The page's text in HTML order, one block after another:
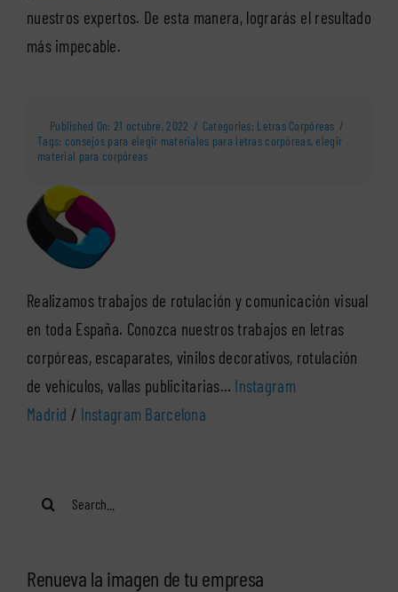
nuestros expertos. De esta manera, lograrás el resultado
más impecable.
Published On: 21 octubre, 2022 / Categories: Letras Corpóreas /
Tags: consejos para elegir materiales para letras corpóreas, elegir
material para corpóreas
Realizamos trabajos de rotulación y comunicación visual
en toda España. Conozca nuestros trabajos en letras
corpóreas, escaparates, vinilos decorativos, rotulación
de vehículos, vallas publicitarias… Instagram
Madrid / Instagram Barcelona
Search
Renueva la imagen de tu empresa